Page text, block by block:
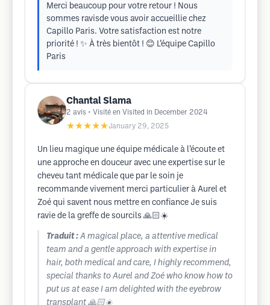
Merci beaucoup pour votre retour ! Nous
sommes ravisde vous avoir accueillie chez
Capillo Paris. Votre satisfaction est notre
priorité ! ✨ À très bientôt ! 😊 L’équipe Capillo
Paris
Chantal Slama
2 avis • Visité en Visited in December 2024
★★★★★January 29, 2025
Un lieu magique une équipe médicale à l’écoute et
une approche en douceur avec une expertise sur le
cheveu tant médicale que par le soin je
recommande vivement merci particulier à Aurel et
Zoé qui savent nous mettre en confiance Je suis
ravie de la greffe de sourcils 🙏🏻☀️
Traduit : A magical place, a attentive medical
team and a gentle approach with expertise in
hair, both medical and care, I highly recommend,
special thanks to Aurel and Zoé who know how to
put us at ease I am delighted with the eyebrow
transplant 🙏🏻☀️